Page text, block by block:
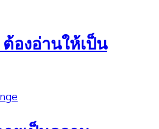
องอ่านให้เป็น